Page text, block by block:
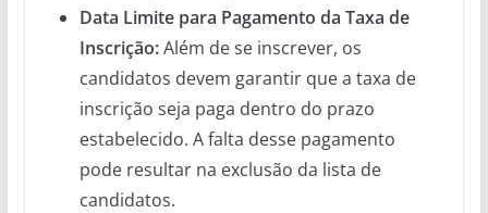
Data Limite para Pagamento da Taxa de
Inscrição:Além de se inscrever, os
candidatos devem garantir que a taxa de
inscrição seja paga dentro do prazo
estabelecido. A falta desse pagamento
pode resultar na exclusão da lista de
candidatos.